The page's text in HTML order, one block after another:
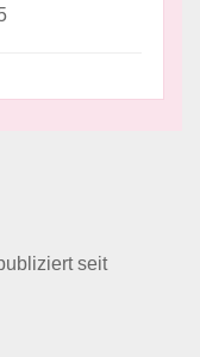
seit